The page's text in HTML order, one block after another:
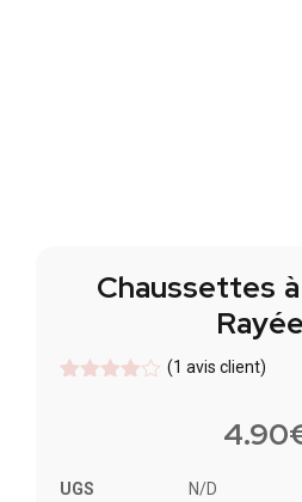
Chaussettes
client
(1 avis client)
4.90
UGS
N/D